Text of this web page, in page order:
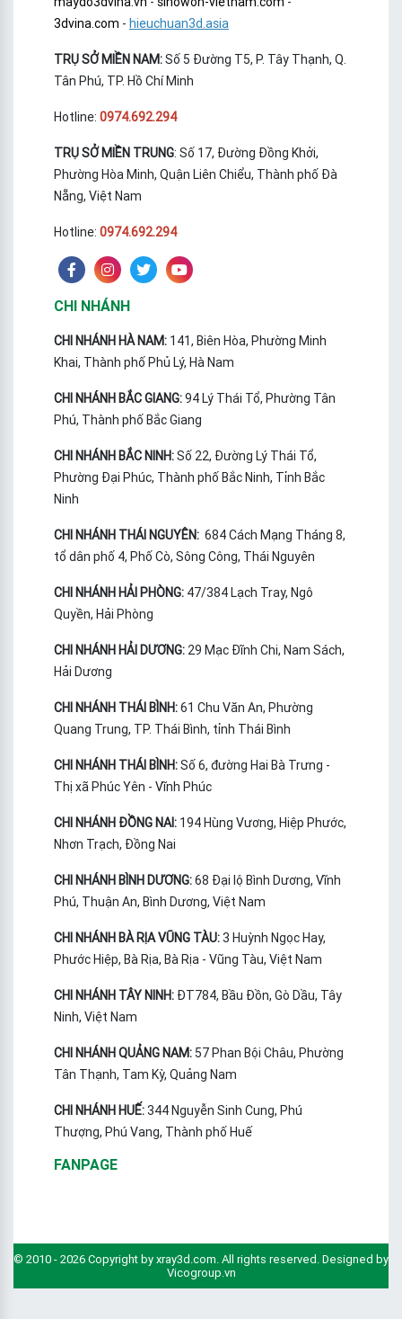
3dvina.com - hieuchuan3d.asia
TRỤ SỞ MIỀN NAM:Số 5 Đường T5, P. Tây Thạnh, Q.
Tân Phú, TP. Hồ Chí Minh
Hotline: 0974.692.294
TRỤ SỞ MIỀN TRUNG: Số 17, Đường Đồng Khởi,
Phường Hòa Minh, Quận Liên Chiểu, Thành phố Đà
Nẵng, Việt Nam
Hotline: 0974.692.294
CHI NHÁNH
CHI NHÁNH HÀ NAM: 141, Biên Hòa, Phường Minh
Khai, Thành phố Phủ Lý, Hà Nam
CHI NHÁNH BẮC GIANG:94 Lý Thái Tổ, Phường Tân
Phú, Thành phố Bắc Giang
CHI NHÁNH BẮC NINH:Số 22, Đường Lý Thái Tổ,
Phường Đại Phúc, Thành phố Bắc Ninh, Tỉnh Bắc
Ninh
CHI NHÁNH THÁI NGUYÊN: 684 Cách Mạng Tháng 8,
tổ dân phố 4, Phố Cò, Sông Công, Thái Nguyên
CHI NHÁNH HẢI PHÒNG: 47/384 Lạch Tray, Ngô
Quyền, Hải Phòng
CHI NHÁNH HẢI DƯƠNG: 29 Mạc Đĩnh Chi, Nam Sách,
Hải Dương
CHI NHÁNH THÁI BÌNH:61 Chu Văn An, Phường
Quang Trung, TP. Thái Bình, tỉnh Thái Bình
CHI NHÁNH THÁI BÌNH:Số 6, đường Hai Bà Trưng -
Thị xã Phúc Yên - Vĩnh Phúc
CHI NHÁNH ĐỒNG NAI: 194 Hùng Vương, Hiệp Phước,
Nhơn Trạch, Đồng Nai
CHI NHÁNH BÌNH DƯƠNG:68 Đại lộ Bình Dương, Vĩnh
Phú, Thuận An, Bình Dương, Việt Nam
CHI NHÁNH BÀ RỊA VŨNG TÀU:3 Huỳnh Ngọc Hay,
Phước Hiệp, Bà Rịa, Bà Rịa - Vũng Tàu, Việt Nam
CHI NHÁNH TÂY NINH: ĐT784, Bầu Đồn, Gò Dầu, Tây
Ninh, Việt Nam
CHI NHÁNH QUẢNG NAM: 57 Phan Bội Châu, Phường
Tân Thạnh, Tam Kỳ, Quảng Nam
CHI NHÁNH HUẾ:344 Nguyễn Sinh Cung, Phú
Thượng, Phú Vang, Thành phố Huế
FANPAGE
© 2010 - 2026 Copyright by xray3d.com. All rights reserved. Designed by
Vicogroup.vn